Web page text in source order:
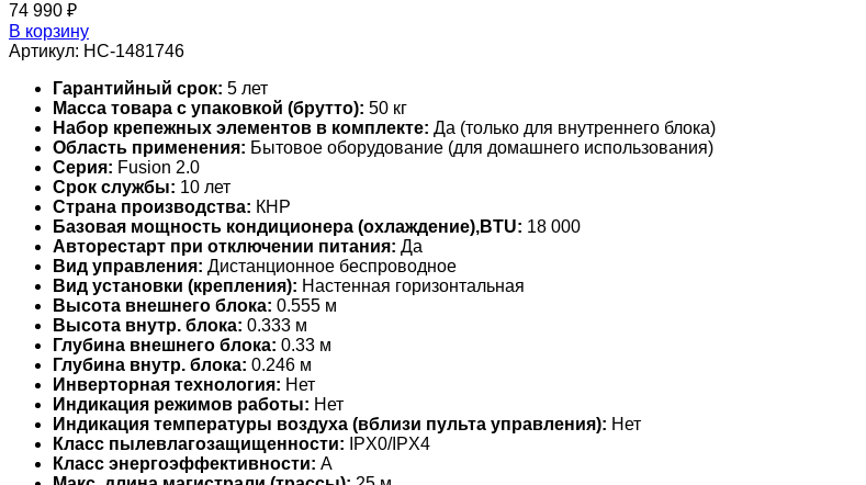
74 990 ₽
В корзину
Артикул: НС-1481746
Гарантийный срок: 5 лет
Масса товара с упаковкой (брутто): 50 кг
Набор крепежных элементов в комплекте: Да (только для внутреннего блока)
Область применения: Бытовое оборудование (для домашнего использования)
Серия: Fusion 2.0
Срок службы: 10 лет
Страна производства: КНР
Базовая мощность кондиционера (охлаждение),BTU: 18 000
Авторестарт при отключении питания: Да
Вид управления: Дистанционное беспроводное
Вид установки (крепления): Настенная горизонтальная
Высота внешнего блока: 0.555 м
Высота внутр. блока: 0.333 м
Глубина внешнего блока: 0.33 м
Глубина внутр. блока: 0.246 м
Инверторная технология: Нет
Индикация режимов работы: Нет
Индикация температуры воздуха (вблизи пульта управления): Нет
Класс пылевлагозащищенности: IPX0/IPX4
Класс энергоэффективности: A